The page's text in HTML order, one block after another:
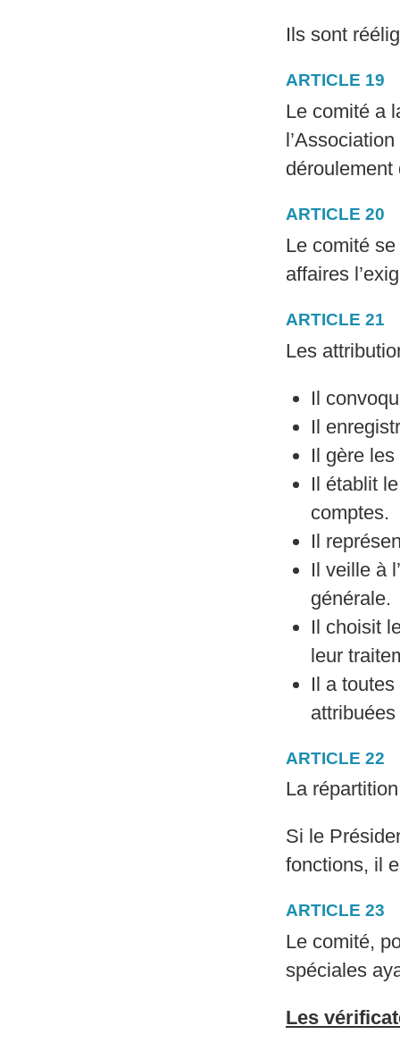
Ils sont
ARTICLE 19
Le comité a
ARTICLE 20
Le comité
affaires
ARTICLE 21
Les
Il
Il
Il gère
Il établit
comptes.
Il
Il veille à
générale.
Il choisit
leur
Il a
ARTICLE 22
La
Si le
fonctions, il
ARTICLE 23
Le comité,
spéciales
Les